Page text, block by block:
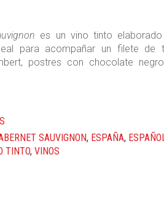
es un vino tinto
para acompañar un filete de
postres con chocolate
SAUVIGNON, ESPAÑA,
TINTO, VINOS